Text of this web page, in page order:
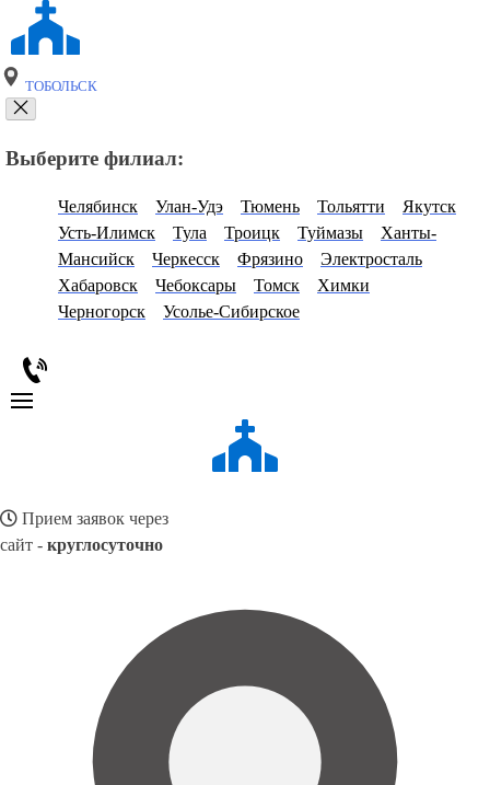
ТОБОЛЬСК
Выберите филиал:
Челябинск Улан-Удэ Тюмень Тольятти
Якутск
Усть-Илимск
Тула Троицк Туймазы
Ханты-
Мансийск
Черкесск Фрязино
Электросталь
Хабаровск
Чебоксары Томск
Химки
Черногорск
Усолье-Сибирское
Прием заявок через
сайт - круглосуточно